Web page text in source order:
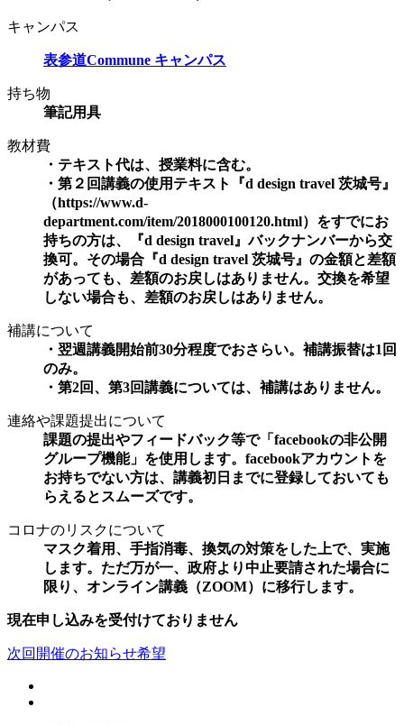
キャンパス
表参道Commune キャンパス
持ち物
筆記用具
教材費
・テキスト代は、授業料に含む。
・第２回講義の使用テキスト『d design travel 茨城号』
（https://www.d-
department.com/item/2018000100120.html）をすでにお
持ちの方は、『d design travel』バックナンバーから交
換可。その場合『d design travel 茨城号』の金額と差額
があっても、差額のお戻しはありません。交換を希望
しない場合も、差額のお戻しはありません。
補講について
・翌週講義開始前30分程度でおさらい。補講振替は1回
のみ。
・第2回、第3回講義については、補講はありません。
連絡や課題提出について
課題の提出やフィードバック等で「facebookの非公開
グループ機能」を使用します。facebookアカウントを
お持ちでない方は、講義初日までに登録しておいても
らえるとスムーズです。
コロナのリスクについて
マスク着用、手指消毒、換気の対策をした上で、実施
します。ただ万が一、政府より中止要請された場合に
限り、オンライン講義（ZOOM）に移行します。
現在申し込みを受付けておりません
次回開催のお知らせ希望